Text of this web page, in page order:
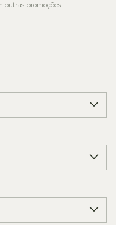
outras promoções.